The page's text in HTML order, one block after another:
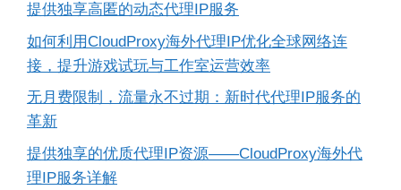
提供独享高匿的动态代理IP服务
如何利用CloudProxy海外代理IP优化全球网络连
接，提升游戏试玩与工作室运营效率
无月费限制，流量永不过期：新时代代理IP服务的
革新
提供独享的优质代理IP资源——CloudProxy海外代
理IP服务详解